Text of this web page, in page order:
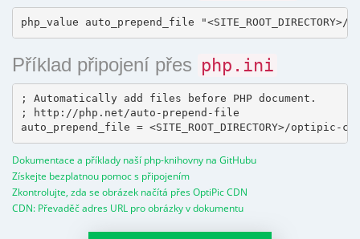
Příklad připojení přes php.ini
; Automatically add files before PHP document.
; http://php.net/auto-prepend-file
Dokumentace a příklady naší php-knihovny na GitHubu
Získejte bezplatnou pomoc s připojením
Zkontrolujte, zda se obrázek načítá přes OptiPic CDN
CDN: Převaděč adres URL pro obrázky v dokumentu